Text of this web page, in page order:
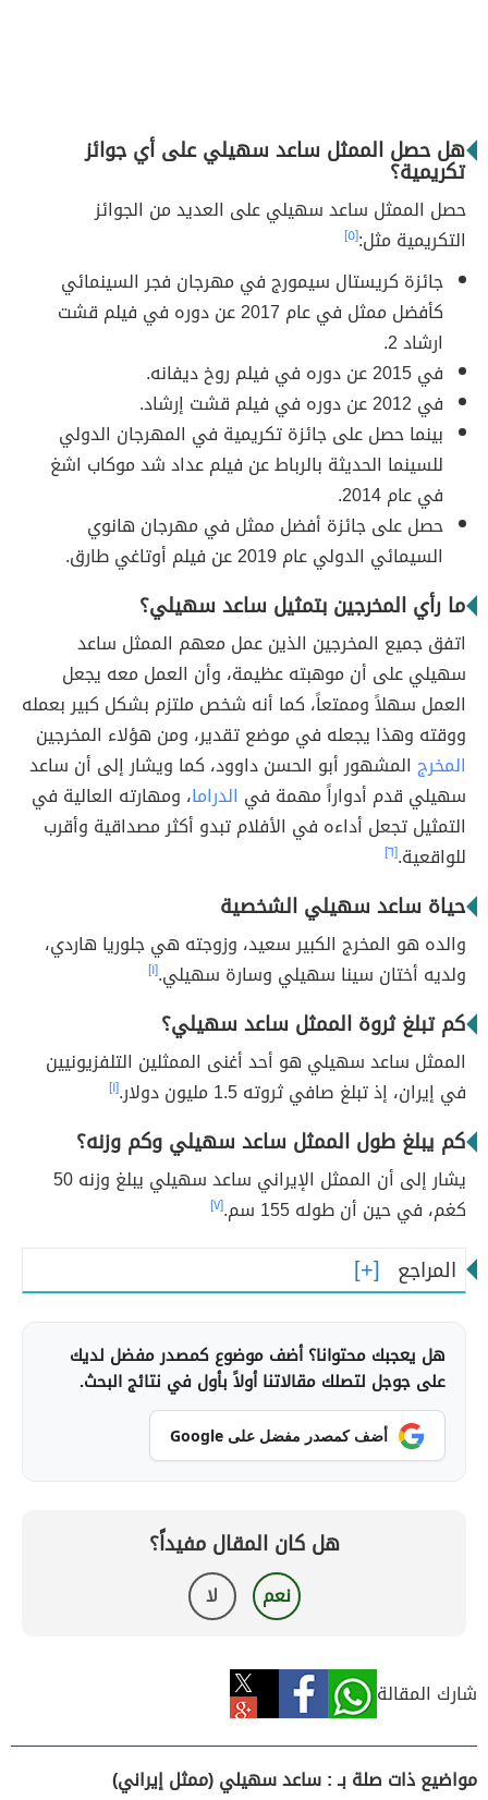
هل حصل الممثل ساعد سهيلي على أي جوائز
تكريمية؟
حصل الممثل ساعد سهيلي على العديد من الجوائز
التكريمية مثل:[٥]
جائزة كريستال سيمورج في مهرجان فجر السينمائي
كأفضل ممثل في عام 2017 عن دوره في فيلم قشت
ارشاد 2.
في 2015 عن دوره في فيلم روخ ديفانه.
في 2012 عن دوره في فيلم قشت إرشاد.
بينما حصل على جائزة تكريمية في المهرجان الدولي
للسينما الحديثة بالرباط عن فيلم عداد شد موكاب اشغ
في عام 2014.
حصل على جائزة أفضل ممثل في مهرجان هانوي
السيمائي الدولي عام 2019 عن فيلم أوتاغي طارق.
ما رأي المخرجين بتمثيل ساعد سهيلي؟
اتفق جميع المخرجين الذين عمل معهم الممثل ساعد
سهيلي على أن موهبته عظيمة، وأن العمل معه يجعل
العمل سهلاً وممتعاً، كما أنه شخص ملتزم بشكل كبير بعمله
ووقته وهذا يجعله في موضع تقدير، ومن هؤلاء المخرجين
المخرج المشهور أبو الحسن داوود، كما ويشار إلى أن ساعد
سهيلي قدم أدواراً مهمة في الدراما، ومهارته العالية في
التمثيل تجعل أداءه في الأفلام تبدو أكثر مصداقية وأقرب
للواقعية.[٦]
حياة ساعد سهيلي الشخصية
والده هو المخرج الكبير سعيد، وزوجته هي جلوريا هاردي،
ولديه أختان سينا سهيلي وسارة سهيلي.[١]
كم تبلغ ثروة الممثل ساعد سهيلي؟
الممثل ساعد سهيلي هو أحد أغنى الممثلين التلفزيونيين
في إيران، إذ تبلغ صافي ثروته 1.5 مليون دولار.
[١]
كم يبلغ طول الممثل ساعد سهيلي وكم وزنه؟
يشار إلى أن الممثل الإيراني ساعد سهيلي يبلغ وزنه 50
كغم، في حين أن طوله 155 سم.
[٧]
المراجع
هل يعجبك محتوانا؟ أضف موضوع كمصدر مفضل لديك
على جوجل لتصلك مقالاتنا أولاً بأول في نتائج البحث.
أضف كمصدر مفضل على Google
هل كان المقال مفيداً؟
نعم لا
شارك المقالة
مواضيع ذات صلة بـ : ساعد سهيلي (ممثل إيراني)